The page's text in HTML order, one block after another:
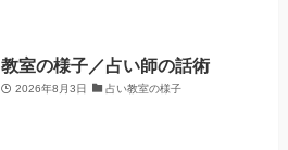
教室の様子／占い師の話術
2026年8月3日 占い教室の様子